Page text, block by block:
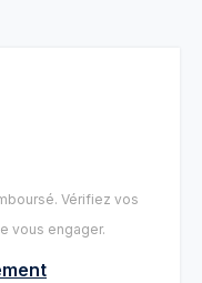
Vérifiez vos
vous engager.